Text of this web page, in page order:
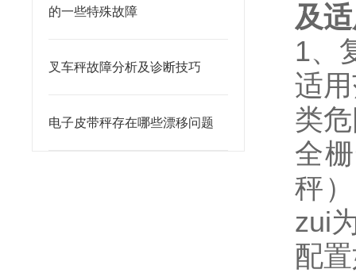
的一些特殊故障
叉车秤故障分析及诊断技巧
电子皮带秤存在哪些漂移问题
及
1、
适
类
全
秤
zui
配